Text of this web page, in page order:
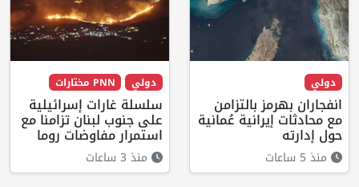
دولي
انفجاران بهرمز بالتزامن
مع محادثات إيرانية عُمانية
حول إدارته
منذ 5 ساعات
دولي PNN مختارات
سلسلة غارات إسرائيلية
على جنوب لبنان تزامنا مع
استمرار مفاوضات روما
منذ 3 ساعات